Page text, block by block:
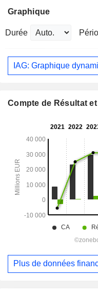
Graphique
Durée
IAG: Graphique
Compte de Résultat
Plus de données